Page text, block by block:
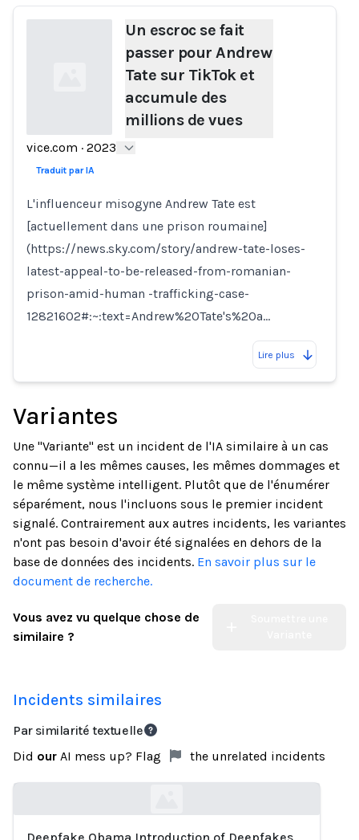
Loading...
Un escroc se fait
passer pour Andrew
Tate sur TikTok et
accumule des
millions de vues
vice.com · 2023
Traduit par IA
L'influenceur misogyne Andrew Tate est
[actuellement dans une prison roumaine]
(https://news.sky.com/story/andrew-tate-loses-
latest-appeal-to-be-released-from-romanian-
prison-amid-human -trafficking-case-
12821602#:~:text=Andrew%20Tate's%20a…
Lire plus
Variantes
Une "Variante" est un incident de l'IA similaire à un cas
connu—il a les mêmes causes, les mêmes dommages et
le même système intelligent. Plutôt que de l'énumérer
séparément, nous l'incluons sous le premier incident
signalé. Contrairement aux autres incidents, les variantes
n'ont pas besoin d'avoir été signalées en dehors de la
base de données des incidents. En savoir plus sur le
document de recherche.
Vous avez vu quelque chose de
similaire ?
Incidents similaires
Par similarité textuelle
Did our AI mess up? Flag the unrelated incidents